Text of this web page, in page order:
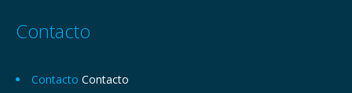
Contacto
Contacto Contacto